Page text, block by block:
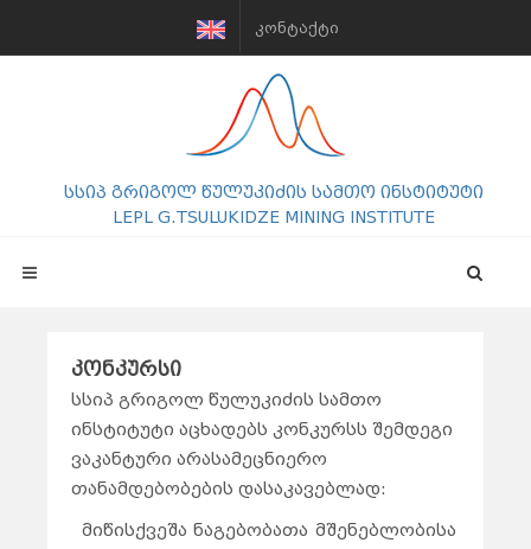
ᲙᲝᲜᲢᲐᲥᲢᲘ
სსიპ გრიგოლ წულუკიძის სამთო ინსტიტუტი
LEPL G.TSULUKIDZE MINING INSTITUTE
კონკურსი
სსიპ გრიგოლ წულუკიძის სამთო
ინსტიტუტი აცხადებს კონკურსს შემდეგი
ვაკანტური არასამეცნიერო
თანამდებობების დასაკავებლად:
მიწისქვეშა ნაგებობათა მშენებლობისა